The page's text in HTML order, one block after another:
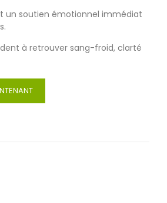
un soutien émotionnel immédiat
à retrouver sang-froid, clarté